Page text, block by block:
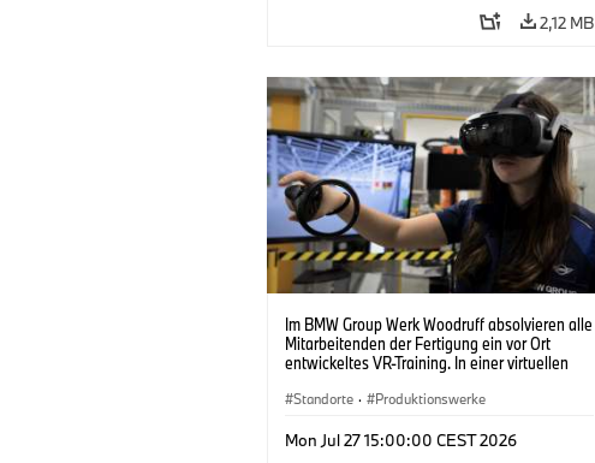
2,12 MB
Im BMW Group Werk Woodruff absolvieren alle
Mitarbeitenden der Fertigung ein vor Ort
entwickeltes VR-Training. In einer virtuellen
Produktion realitätsnah üben. (07/2026)
Standorte · Produktionswerke
Mon Jul 27 15:00:00 CEST 2026